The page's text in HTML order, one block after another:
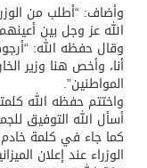
وأضاف: “أطلب من
الله عز وجل بين
وقال حفظه الله:
أنا، وأخص هنا وزير
المواطنين”.
واختتم حفظه الله
أسأل الله التوفيق
كما جاء في كلمة
الوزراء عند إعلان